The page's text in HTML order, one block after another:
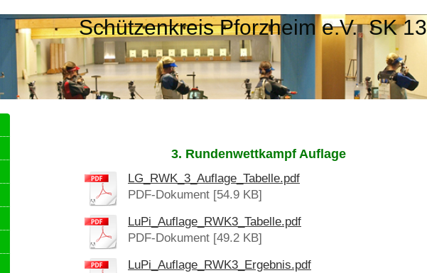
Schützenkreis Pforzheim e.V. SK 13
3. Rundenwettkampf Auflage
LG_RWK_3_Auflage_Tabelle.pdf
PDF-Dokument [54.9 KB]
LuPi_Auflage_RWK3_Tabelle.pdf
PDF-Dokument [49.2 KB]
LuPi_Auflage_RWK3_Ergebnis.pdf